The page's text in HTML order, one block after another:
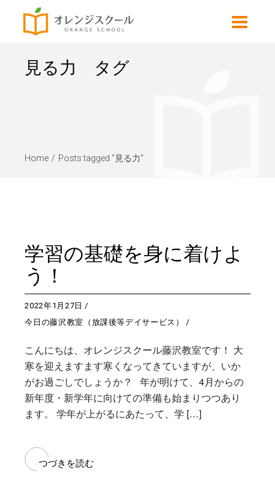
見る力 タグ
Home Posts tagged "見る力"
学習の基礎を身に着けよ
う！
2022年1月27日
今日の藤沢教室（放課後等デイサービス）
こんにちは、オレンジスクール藤沢教室です！ 大
寒を迎えますます寒くなってきていますが、いか
がお過ごしでしょうか？ 年が明けて、4月からの
新年度・新学年に向けての準備も始まりつつあり
ます。 学年が上がるにあたって、学 […]
つづきを読む